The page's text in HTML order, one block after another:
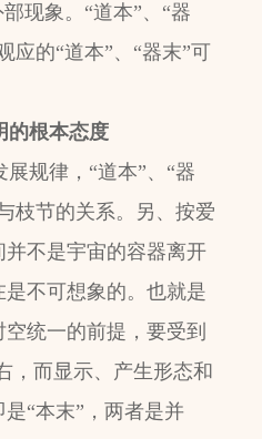
现象。“道本”、“器
应的“道本”、“器末”可
的根本态度
规律，“道本”、“器
枝节的关系。另、按爱
不是宇宙的容器离开
不可想象的。也就是
统一的前提，要受到
，而显示、产生形态和
“本末”，两者是并